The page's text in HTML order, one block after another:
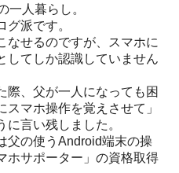
一人暮らし。
派です。
なせるのですが、スマホに
してしか認識していません
際、父が一人になっても困
マホ操作を覚えさせて」
に言い残しました。
父の使うAndroid端末の操
ホサポーター」の資格取得